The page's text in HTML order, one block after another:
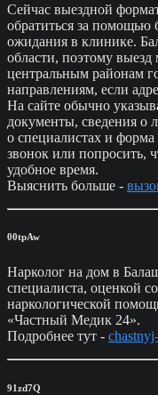
Сейчас выездной
обратиться за помощью
ожидания в клинике.
области, поэтому
центральным районам
направлениям, если
На сайте обычно
документы, сведения о
о специалистах и форма
звонок или попросить,
удобное время.
Выяснить больше -
00tpAw
Нарколог на дом в
специалиста, оценкой
наркологической
«Частный Медик 24».
Подробнее тут -
91zd7Q